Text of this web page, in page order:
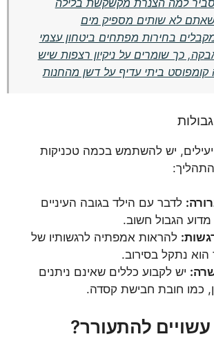
לא שותים מספיק מים
בחירות מפתחים ביטחון עצמי
כך שומרים על ניקיון רצפות שיש
קומפוסט ביתי עדיף על דשן מהחנות
יעילים, יש להשתמש בכמה טכניקות
לדבר עם הילד בגובה העיניים
מדוע הגבול חשוב.
להראות אמפתיה לרגשותיו של
נתקל בסירוב.
יש לקבוע כללים שאינם ניתנים
כמו חובת חבישת קסדה.
עשויים להתעורר?